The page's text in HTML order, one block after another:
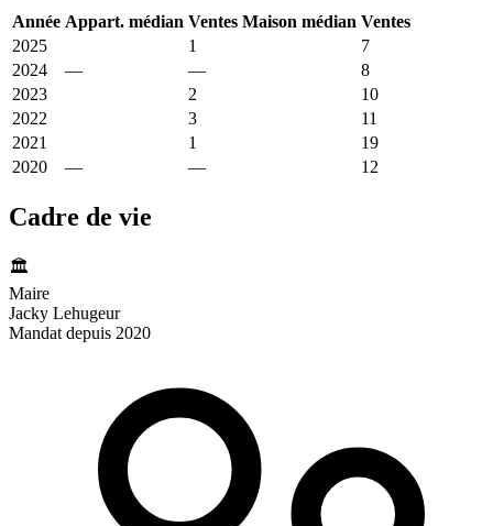
Année Appart. médian Ventes Maison médian Ventes
2025
1
7
2024
— —
8
2023
2
10
2022
3
11
2021
1
19
2020
— — 12
Cadre de vie
🏛️
Maire
Jacky Lehugeur
Mandat depuis 2020